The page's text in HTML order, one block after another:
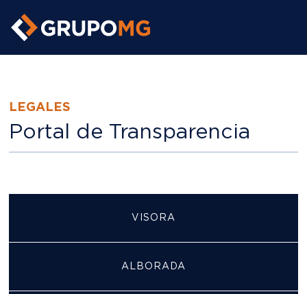
LEGALES
Portal de Transparencia
VISORA
ALBORADA